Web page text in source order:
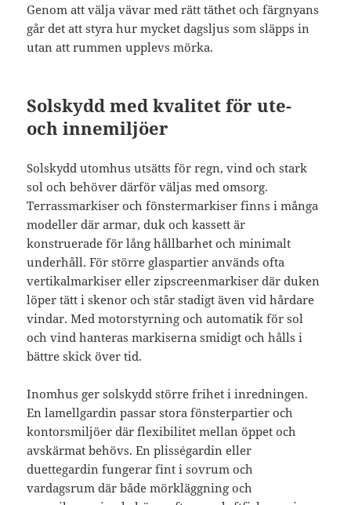
Genom att välja vävar med rätt täthet och färgnyans
går det att styra hur mycket dagsljus som släpps in
utan att rummen upplevs mörka.
Solskydd med kvalitet för ute-
och innemiljöer
Solskydd utomhus utsätts för regn, vind och stark
sol och behöver därför väljas med omsorg.
Terrassmarkiser och fönstermarkiser finns i många
modeller där armar, duk och kassett är
konstruerade för lång hållbarhet och minimalt
underhåll. För större glaspartier används ofta
vertikalmarkiser eller zipscreenmarkiser där duken
löper tätt i skenor och står stadigt även vid hårdare
vindar. Med motorstyrning och automatik för sol
och vind hanteras markiserna smidigt och hålls i
bättre skick över tid.
Inomhus ger solskydd större frihet i inredningen.
En lamellgardin passar stora fönsterpartier och
kontorsmiljöer där flexibilitet mellan öppet och
avskärmat behövs. En plisségardin eller
duettegardin fungerar fint i sovrum och
vardagsrum där både mörkläggning och